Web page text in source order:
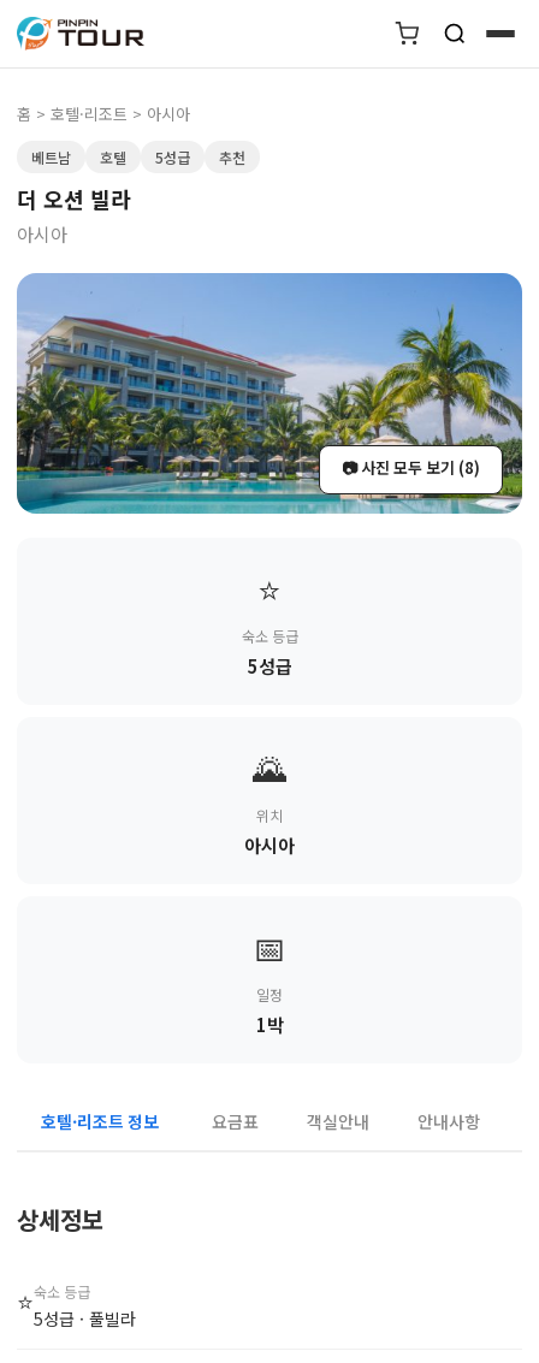
홈 > 호텔·리조트 > 아시아
베트남 호텔 5성급 추천
더 오션 빌라
아시아
📷 사진 모두 보기 (8)
⭐
숙소 등급
5성급
🌄
위치
아시아
📅
일정
1박
호텔·리조트 정보 요금표 객실안내 안내사항
상세정보
⭐숙소 등급
5성급 · 풀빌라